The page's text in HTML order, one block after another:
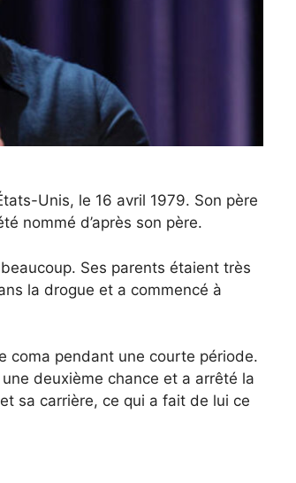
Unis, le 16 avril 1979. Son père
nommé d’après son père.
Ses parents étaient très
la drogue et a commencé à
coma pendant une courte période.
deuxième chance et a arrêté la
sa carrière, ce qui a fait de lui ce